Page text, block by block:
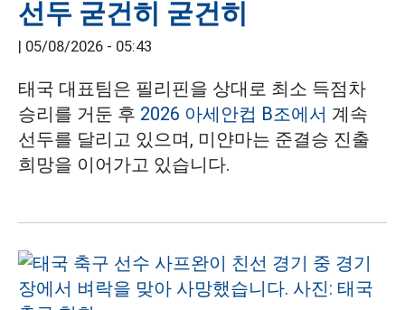
선두 굳건히 굳건히
05/08/2026 - 05:43
태국 대표팀은 필리핀을 상대로 최소 득점차
승리를 거둔 후 2026 아세안컵 B조에서 계속
선두를 달리고 있으며, 미얀마는 준결승 진출
희망을 이어가고 있습니다.